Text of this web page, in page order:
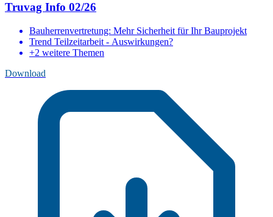
Truvag Info 02/26
Bauherrenvertretung: Mehr Sicherheit für Ihr Bauprojekt
Trend Teilzeitarbeit - Auswirkungen?
+2 weitere Themen
Download